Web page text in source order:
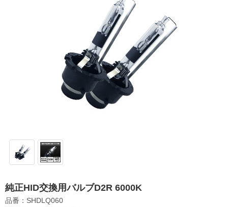
純正HID交換用バルブD2R 6000K
品番：SHDLQ060